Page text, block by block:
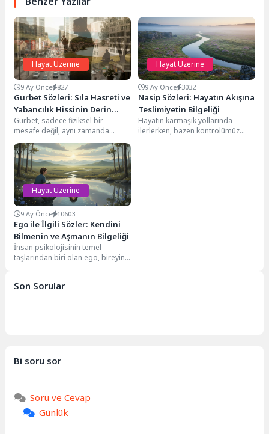
Hayat Üzerine
9 Ay Önce 827
Gurbet Sözleri: Sıla Hasreti ve
Yabancılık Hissinin Derin
Yankıları
Gurbet, sadece fiziksel bir
mesafe değil, aynı zamanda
ruhun derinliklerinde hissedilen,
zamanla hem acıtan hem...
Hayat Üzerine
9 Ay Önce 3032
Nasip Sözleri: Hayatın Akışına
Teslimiyetin Bilgeliği
Hayatın karmaşık yollarında
ilerlerken, bazen kontrolümüz
Hayat Üzerine
9 Ay Önce 10603
Ego ile İlgili Sözler: Kendini
Bilmenin ve Aşmanın Bilgeliği
İnsan psikolojisinin temel
taşlarından biri olan ego, bireyin
Son Sorular
Bi soru sor
Soru ve Cevap
Günlük